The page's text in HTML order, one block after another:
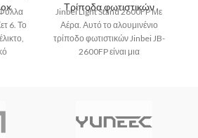
6. Το
Τρίποδα φωτιστικών
Jinbei Light Stand 2600FP Με
Αέρα. Αυτό το αλουμινένιο
τρίποδο φωτιστικών Jinbei JB-
2600FP είναι μια